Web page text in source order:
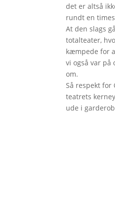
det er altså
rundt en
At den slags
totalteater,
kæmpede for
vi også var på
om.
Så respekt
teatrets
ude i